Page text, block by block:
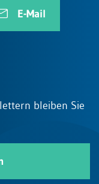
E-Mail
bleiben Sie